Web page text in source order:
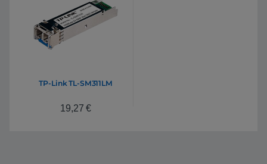
TP-Link TL-SM311LM
19,27€